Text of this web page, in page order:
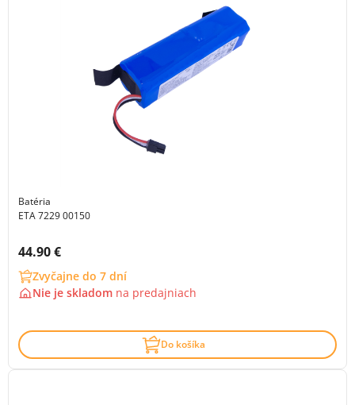
Batéria
ETA 7229 00150
Cena s DPH:
44.90 €
Zvyčajne do 7 dní
Nie je skladom na predajniach
Do košíka